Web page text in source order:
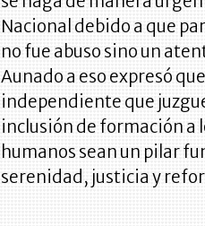
Nacional debido a que
no fue abuso sino un
Aunado a eso expresó
independiente que
inclusión de formación a
humanos sean un pilar
serenidad, justicia y